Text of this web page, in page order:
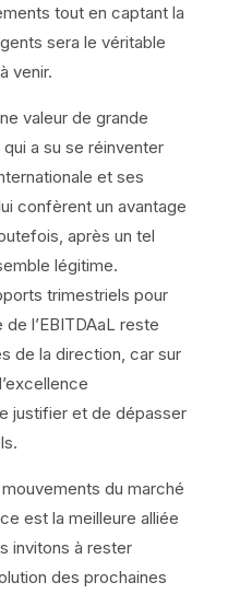
tout en captant la
sera le véritable
venir.
valeur de grande
a su se réinventer
et ses
confèrent un avantage
après un tel
légitime.
trimestriels pour
l’EBITDAaL reste
de la direction, car sur
justifier et de dépasser
du marché
est la meilleure alliée
invitons à rester
des prochaines